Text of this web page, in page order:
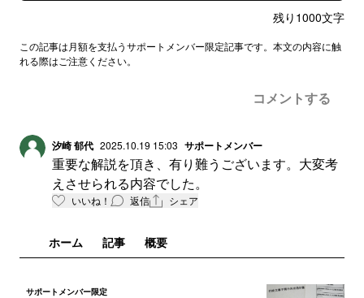
残り 1000文字
この記事は月額を支払うサポートメンバー限定記事です。本文の内容に触
れる際はご注意ください。
コメントする
汐崎 郁代 2025.10.19 15:03 サポートメンバー
重要な解説を頂き、有り難うございます。大変考
えさせられる内容でした。
いいね！ 返信 シェア
ホーム 記事 概要
サポートメンバー限定